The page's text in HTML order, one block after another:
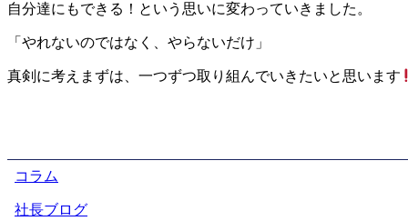
自分達にもできる！という思いに変わっていきました。
「やれないのではなく、やらないだけ」
真剣に考えまずは、一つずつ取り組んでいきたいと思います
コラム
社長ブログ